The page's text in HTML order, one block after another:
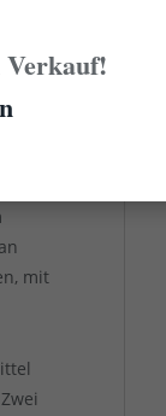
und
mit
Verkauf!